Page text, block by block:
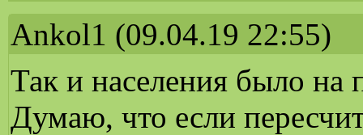
Ankol1 (09.04.19 22:55)
Так и населения было на
Думаю, что если